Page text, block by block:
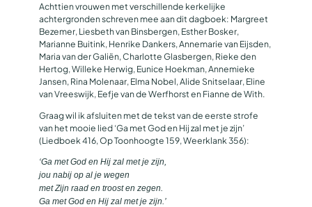
Achttien vrouwen met verschillende kerkelijke
achtergronden schreven mee aan dit dagboek: Margreet
Bezemer, Liesbeth van Binsbergen, Esther Bosker,
Marianne Buitink, Henrike Dankers, Annemarie van Eijsden,
Maria van der Galiën, Charlotte Glasbergen, Rieke den
Hertog, Willeke Herwig, Eunice Hoekman, Annemieke
Jansen, Rina Molenaar, Elma Nobel, Alide Snitselaar, Eline
van Vreeswijk, Eefje van de Werfhorst en Fianne de With.
Graag wil ik afsluiten met de tekst van de eerste strofe
van het mooie lied ‘Ga met God en Hij zal met je zijn’
(Liedboek 416, Op Toonhoogte 159, Weerklank 356):
‘Ga met God en Hij zal met je zijn,
jou nabij op al je wegen
met Zijn raad en troost en zegen.
Ga met God en Hij zal met je zijn.’